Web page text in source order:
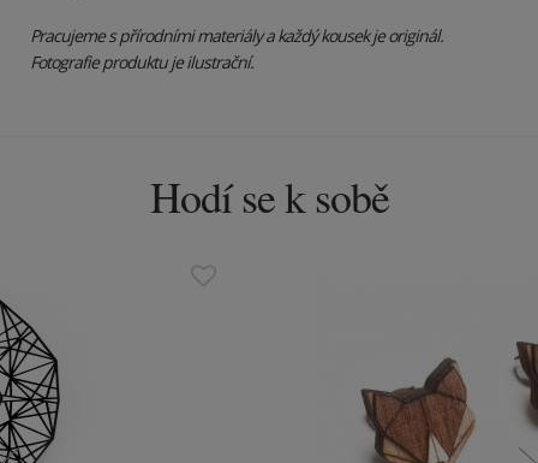
Pracujeme s přírodními materiály a každý kousek je originál.
Fotografie produktu je ilustrační.
Hodí se k sobě